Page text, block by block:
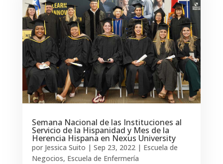
Semana Nacional de las Instituciones al
Servicio de la Hispanidad y Mes de la
Herencia Hispana en Nexus University
por Jessica Suito | Sep 23, 2022| Escuela de
Negocios, Escuela de Enfermería